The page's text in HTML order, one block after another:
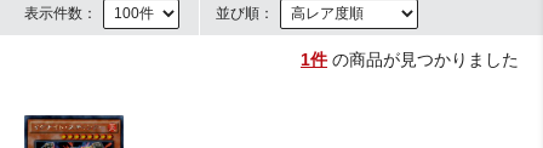
表示件数： 並び順：
1件の商品が見つかりました